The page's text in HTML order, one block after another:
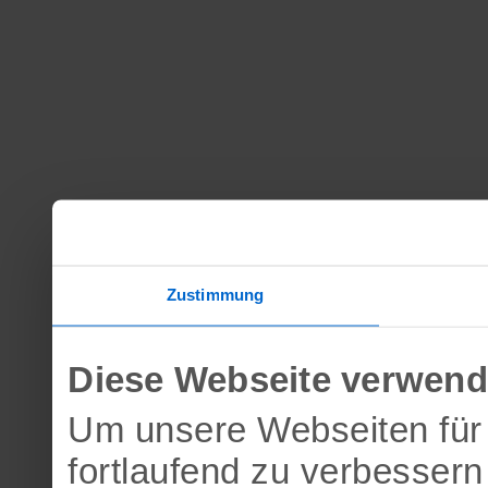
Zustimmung
Diese Webseite
Um unsere Webseiten
fortlaufend zu